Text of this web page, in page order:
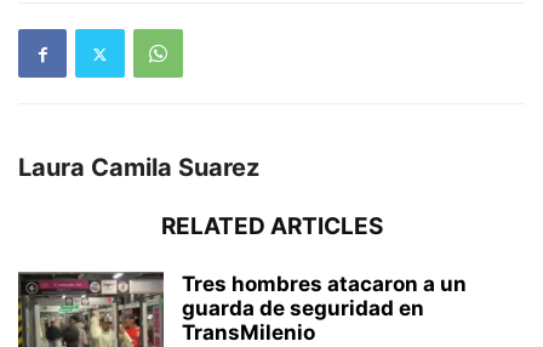
Laura Camila Suarez
RELATED ARTICLES
Tres hombres atacaron a un
guarda de seguridad en
TransMilenio